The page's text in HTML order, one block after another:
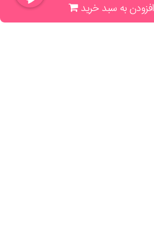
افزودن به سبد خرید
(جهت خرید حضوری، تلفنی ، پیگیری سفارشات سایت با شماره تلفن 02166175070